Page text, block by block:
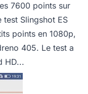
7600 points sur
Slingshot ES
points en 1080p,
405. Le test a
HD...